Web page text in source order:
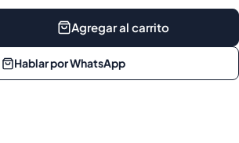
Agregar al carrito
Hablar por WhatsApp